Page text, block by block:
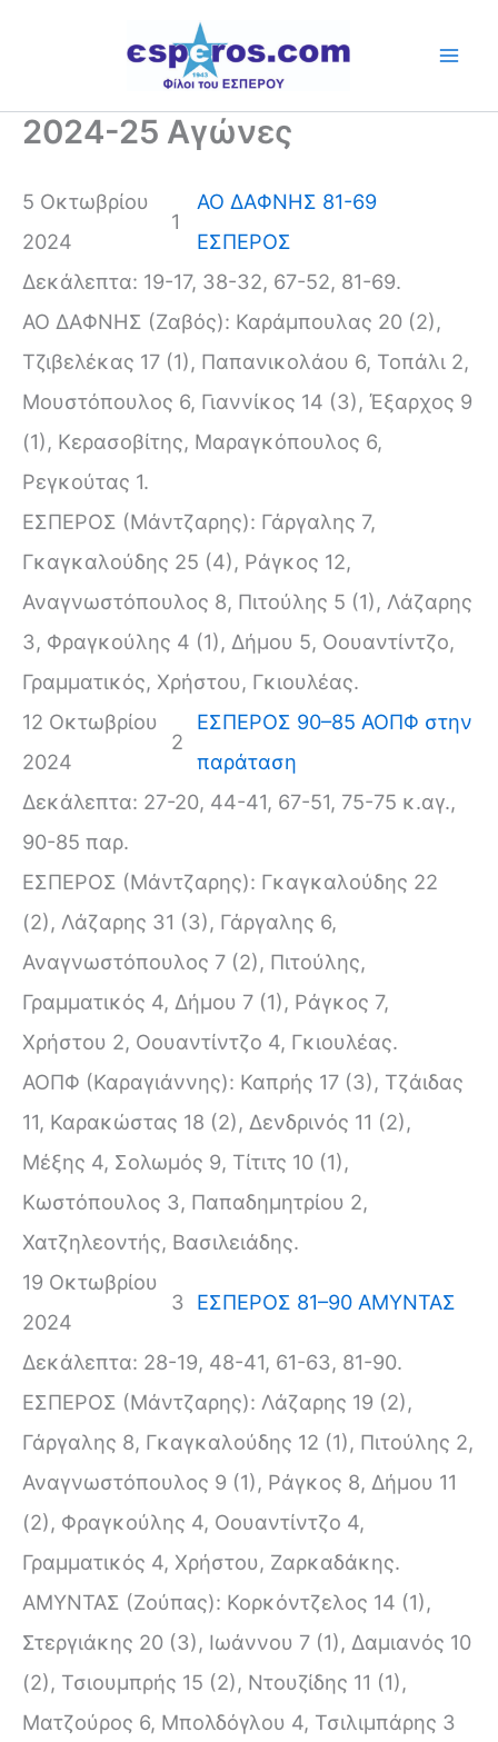
2024-25 Αγώνες
5 Οκτωβρίου
2024
1
ΑΟ ΔΑΦΝΗΣ 81-69
ΕΣΠΕΡΟΣ
Δεκάλεπτα: 19-17, 38-32, 67-52, 81-69.
ΑΟ ΔΑΦΝΗΣ (Ζαβός): Καράμπουλας 20 (2),
Τζιβελέκας 17 (1), Παπανικολάου 6, Τοπάλι 2,
Μουστόπουλος 6, Γιαννίκος 14 (3), Έξαρχος 9
(1), Κερασοβίτης, Μαραγκόπουλος 6,
Ρεγκούτας 1.
ΕΣΠΕΡΟΣ (Μάντζαρης): Γάργαλης 7,
Γκαγκαλούδης 25 (4), Ράγκος 12,
Αναγνωστόπουλος 8, Πιτούλης 5 (1), Λάζαρης
3, Φραγκούλης 4 (1), Δήμου 5, Οουαντίντζο,
Γραμματικός, Χρήστου, Γκιουλέας.
12 Οκτωβρίου
2024
2
ΕΣΠΕΡΟΣ 90–85 ΑΟΠΦ στην
παράταση
Δεκάλεπτα: 27-20, 44-41, 67-51, 75-75 κ.αγ.,
90-85 παρ.
ΕΣΠΕΡΟΣ (Μάντζαρης): Γκαγκαλούδης 22
(2), Λάζαρης 31 (3), Γάργαλης 6,
Αναγνωστόπουλος 7 (2), Πιτούλης,
Γραμματικός 4, Δήμου 7 (1), Ράγκος 7,
Χρήστου 2, Οουαντίντζο 4, Γκιουλέας.
ΑΟΠΦ (Καραγιάννης): Καπρής 17 (3), Τζάιδας
11, Καρακώστας 18 (2), Δενδρινός 11 (2),
Μέξης 4, Σολωμός 9, Τίτιτς 10 (1),
Κωστόπουλος 3, Παπαδημητρίου 2,
Χατζηλεοντής, Βασιλειάδης.
19 Οκτωβρίου
2024
3 ΕΣΠΕΡΟΣ 81–90 ΑΜΥΝΤΑΣ
Δεκάλεπτα: 28-19, 48-41, 61-63, 81-90.
ΕΣΠΕΡΟΣ (Μάντζαρης): Λάζαρης 19 (2),
Γάργαλης 8, Γκαγκαλούδης 12 (1), Πιτούλης 2,
Αναγνωστόπουλος 9 (1), Ράγκος 8, Δήμου 11
(2), Φραγκούλης 4, Οουαντίντζο 4,
Γραμματικός 4, Χρήστου, Ζαρκαδάκης.
ΑΜΥΝΤΑΣ (Ζούπας): Κορκόντζελος 14 (1),
Στεργιάκης 20 (3), Ιωάννου 7 (1), Δαμιανός 10
(2), Τσιουμπρής 15 (2), Ντουζίδης 11 (1),
Ματζούρος 6, Μπολδόγλου 4, Τσιλιμπάρης 3